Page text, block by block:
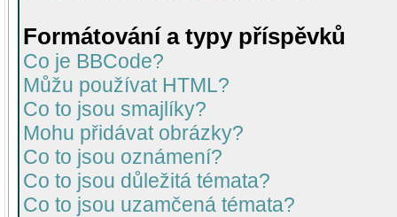
Formátování a typy příspěvků
Co je BBCode?
Můžu používat HTML?
Co to jsou smajlíky?
Mohu přidávat obrázky?
Co to jsou oznámení?
Co to jsou důležitá témata?
Co to jsou uzamčená témata?